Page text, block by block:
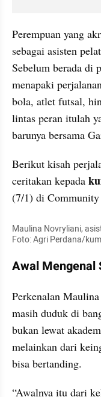
Perempuan yang
sebagai asisten
Sebelum berada di
menapaki
bola, atlet futsal,
lintas peran itulah
barunya bersama
Berikut kisah
ceritakan kepada
(7/1) di Community
Maulina Novryliani,
Foto: Agri Perdana/
Awal Mengenal
Perkenalan
masih duduk di
bukan lewat
melainkan dari
bisa bertanding.
“Awalnya itu dari